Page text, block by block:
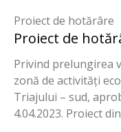
Proiect de hotărâre
Proiect de
Privind prelungirea
zonă de activități
Triajului – sud,
4.04.2023. Proiect